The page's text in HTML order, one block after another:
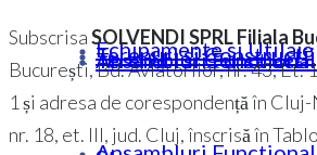
Ansambluri
Terenuri si Constructii
Terenuri si Constructii
Echipamente si Utilaje
SubscrisaSOLVENDI SPRL Filiala
București, Bd. Aviatorilor, nr. 43, Et.
1 și adresa de corespondență în
nr. 18, et. III, jud. Cluj, înscrisă în